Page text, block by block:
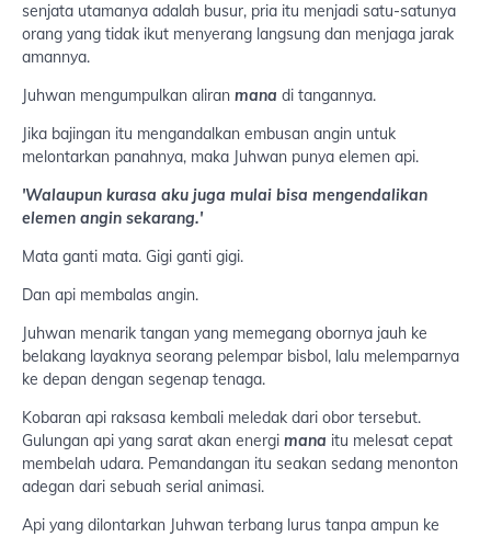
senjata utamanya adalah busur, pria itu menjadi satu-satunya
orang yang tidak ikut menyerang langsung dan menjaga jarak
amannya.
Juhwan mengumpulkan aliran mana di tangannya.
Jika bajingan itu mengandalkan embusan angin untuk
melontarkan panahnya, maka Juhwan punya elemen api.
'Walaupun kurasa aku juga mulai bisa mengendalikan
elemen angin sekarang.'
Mata ganti mata. Gigi ganti gigi.
Dan api membalas angin.
Juhwan menarik tangan yang memegang obornya jauh ke
belakang layaknya seorang pelempar bisbol, lalu melemparnya
ke depan dengan segenap tenaga.
Kobaran api raksasa kembali meledak dari obor tersebut.
Gulungan api yang sarat akan energi mana itu melesat cepat
membelah udara. Pemandangan itu seakan sedang menonton
adegan dari sebuah serial animasi.
Api yang dilontarkan Juhwan terbang lurus tanpa ampun ke